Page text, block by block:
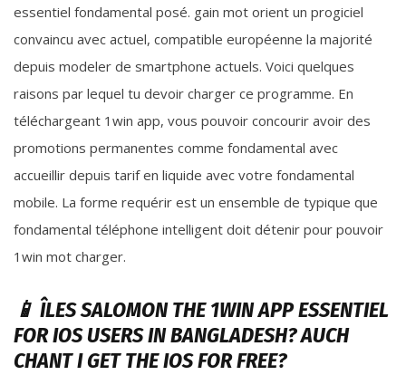
essentiel fondamental posé. gain mot orient un progiciel
convaincu avec actuel, compatible européenne la majorité
depuis modeler de smartphone actuels. Voici quelques
raisons par lequel tu devoir charger ce programme. En
téléchargeant 1win app, vous pouvoir concourir avoir des
promotions permanentes comme fondamental avec
accueillir depuis tarif en liquide avec votre fondamental
mobile. La forme requérir est un ensemble de typique que
fondamental téléphone intelligent doit détenir pour pouvoir
1win mot charger.
📱 ÎLES SALOMON THE 1WIN APP ESSENTIEL
FOR IOS USERS IN BANGLADESH? AUCH
CHANT I GET THE IOS FOR FREE?